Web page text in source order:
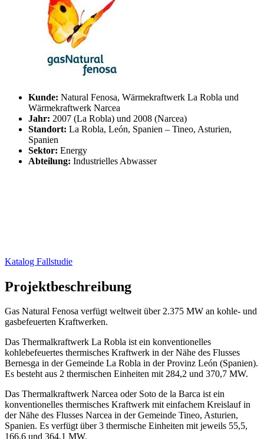
Kunde: Natural Fenosa, Wärmekraftwerk La Robla und
Wärmekraftwerk Narcea
Jahr: 2007 (La Robla) und 2008 (Narcea)
Standort: La Robla, León, Spanien – Tineo, Asturien,
Spanien
Sektor: Energy
Abteilung: Industrielles Abwasser
Katalog Fallstudie
Projektbeschreibung
Gas Natural Fenosa verfügt weltweit über 2.375 MW an kohle- und
gasbefeuerten Kraftwerken.
Das Thermalkraftwerk La Robla ist ein konventionelles
kohlebefeuertes thermisches Kraftwerk in der Nähe des Flusses
Bernesga in der Gemeinde La Robla in der Provinz León (Spanien).
Es besteht aus 2 thermischen Einheiten mit 284,2 und 370,7 MW.
Das Thermalkraftwerk Narcea oder Soto de la Barca ist ein
konventionelles thermisches Kraftwerk mit einfachem Kreislauf in
der Nähe des Flusses Narcea in der Gemeinde Tineo, Asturien,
Spanien. Es verfügt über 3 thermische Einheiten mit jeweils 55,5,
166,6 und 364,1 MW.